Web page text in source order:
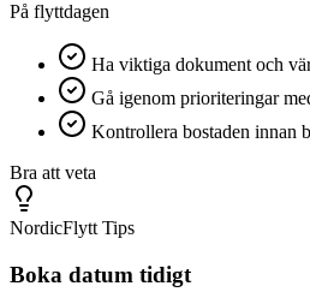
På flyttdagen
Ha viktiga dokument och
Gå igenom prioriteringar
Kontrollera bostaden innan
Bra att veta
NordicFlytt Tips
Boka datum tidigt